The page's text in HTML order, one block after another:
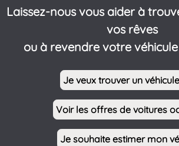
Laissez-nous vous aider à
vos rêves
ou à revendre votre
Je veux trouver un
Voir les offres de voitures
Je souhaite estimer mon